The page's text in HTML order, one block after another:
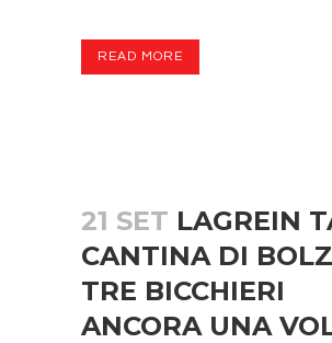
READ MORE
21 SET LAGREIN
CANTINA DI
TRE BICCHIERI
ANCORA UNA